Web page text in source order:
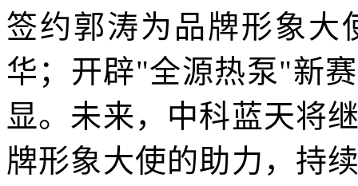
签约郭涛为品牌形象大
华；开辟"全源热泵"新
显。未来，中科蓝天将
牌形象大使的助力，持